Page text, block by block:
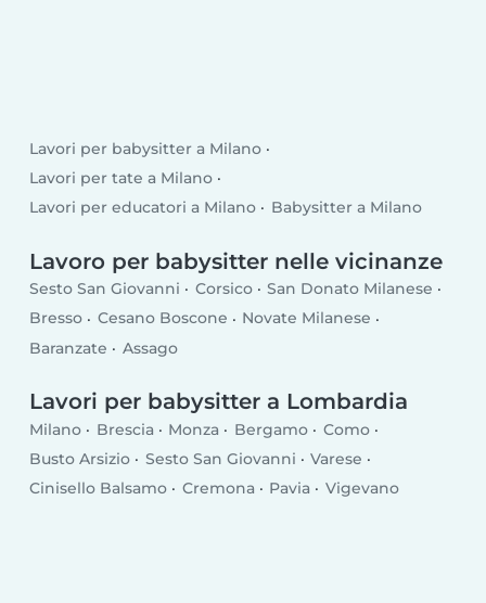
Lavori per babysitter a Milano
Lavori per tate a Milano
Lavori per educatori a Milano
Babysitter a Milano
Lavoro per babysitter nelle vicinanze
Sesto San Giovanni Corsico
San Donato Milanese
Bresso
Cesano Boscone
Novate Milanese
Baranzate
Assago
Lavori per babysitter a Lombardia
Milano Brescia Monza Bergamo
Como
Busto Arsizio
Sesto San Giovanni
Varese
Cinisello Balsamo
Cremona Pavia Vigevano